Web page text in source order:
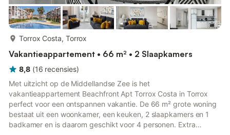
Torrox Costa, Torrox
Vakantieappartement • 66 m² • 2 Slaapkamers
8,8 (16 recensies)
Met uitzicht op de Middellandse Zee is het
vakantieappartement Beachfront Apt Torrox Costa in Torrox
perfect voor een ontspannen vakantie. De 66 m² grote woning
bestaat uit een woonkamer, een keuken, 2 slaapkamers en 1
badkamer en is daarom geschikt voor 4 personen. Extra